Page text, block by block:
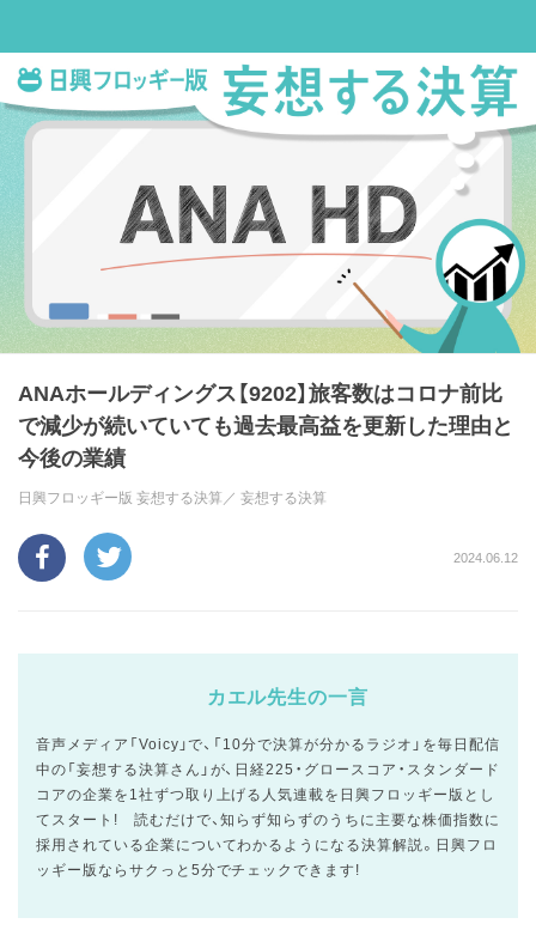
ANAホールディングス【9202】旅客数はコロナ前比
で減少が続いていても過去最高益を更新した理由と
今後の業績
日興フロッギー版 妄想する決算／ 妄想する決算
2024.06.12
カエル先生の一言
音声メディア「Voicy」で、「10分で決算が分かるラジオ」を毎日配信
中の「妄想する決算さん」が、日経225・グロースコア・スタンダード
コアの企業を1社ずつ取り上げる人気連載を日興フロッギー版とし
てスタート! 読むだけで、知らず知らずのうちに主要な株価指数に
採用されている企業についてわかるようになる決算解説。日興フロ
ッギー版ならサクっと5分でチェックできます!